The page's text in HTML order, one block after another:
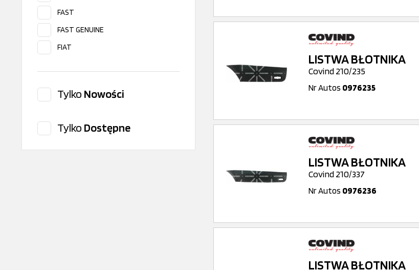
FAST
FAST GENUINE
FIAT
Poliplast
Romix
Tangde
Tylko Nowości
Tylko Dostępne
LISTWA BŁOTNIKA
Covind 210/235
Nr Autos 0976235
LISTWA BŁOTNIKA
Covind 210/337
Nr Autos 0976236
LISTWA BŁOTNIKA